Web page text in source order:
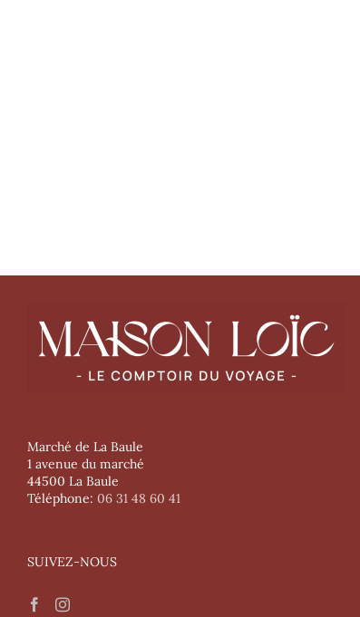
Marché de La Baule
1 avenue du marché
44500 La Baule
Téléphone: 06 31 48 60 41
SUIVEZ-NOUS